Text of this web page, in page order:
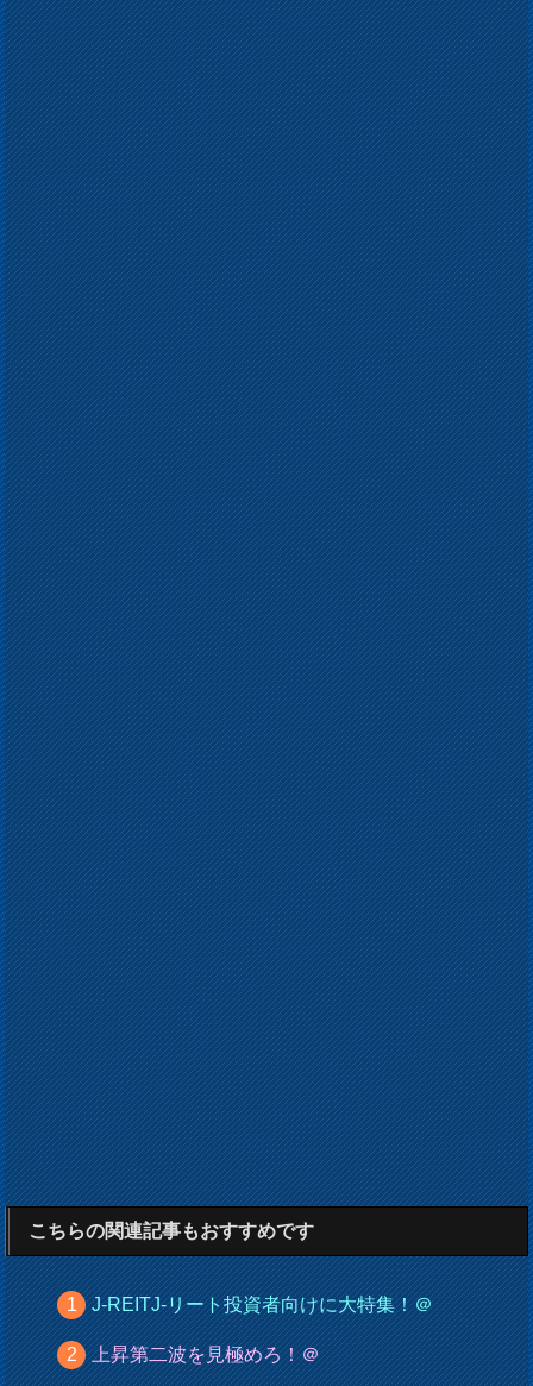
こちらの関連記事もおすすめです
J-REITJ-リート投資者向けに大特集！＠
上昇第二波を見極めろ！＠